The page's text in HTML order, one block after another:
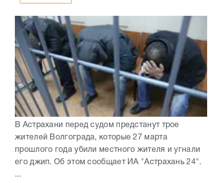
В Астрахани перед судом предстанут трое
жителей Волгограда, которые 27 марта
прошлого года убили местного жителя и угнали
его джип. Об этом сообщает ИА "Астрахань 24".
...